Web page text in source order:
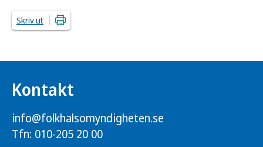
Skriv ut
Kontakt
info@folkhalsomyndigheten.se
Tfn: 010-205 20 00